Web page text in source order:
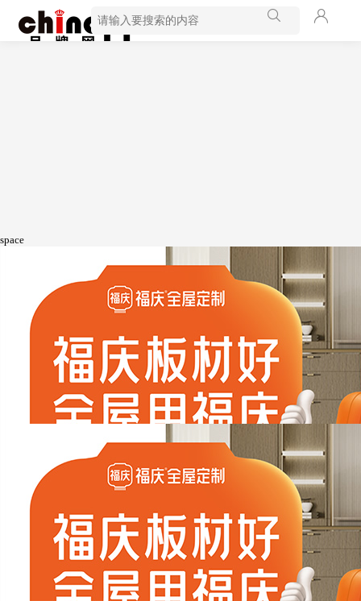
space
品牌排行 行业库
展会活动 品牌资讯 品牌百科